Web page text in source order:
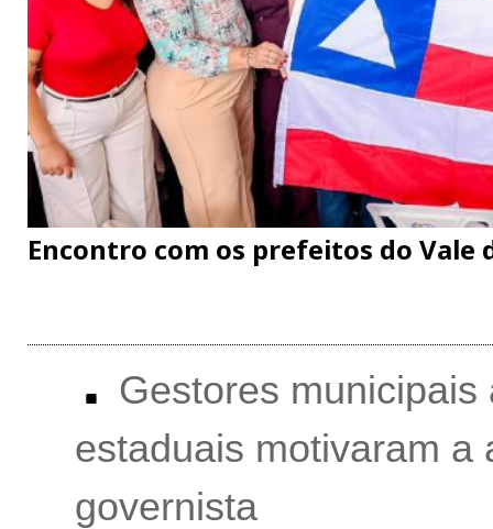
Encontro com os prefeitos do Vale
Gestores
estaduais motivaram a
governista